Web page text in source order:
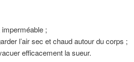
imperméable ;
l’air sec et chaud autour du corps ;
efficacement la sueur.